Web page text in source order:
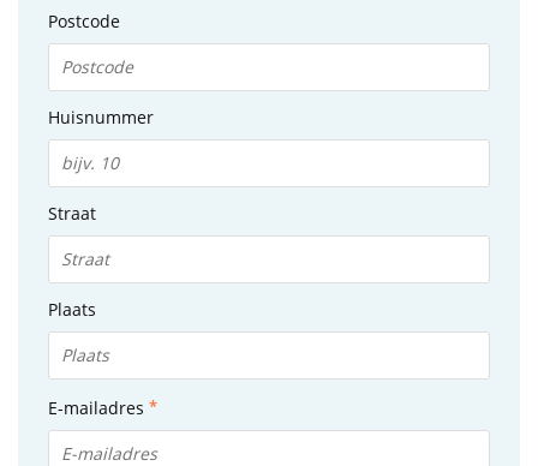
Postcode
Huisnummer
Straat
Plaats
E-mailadres